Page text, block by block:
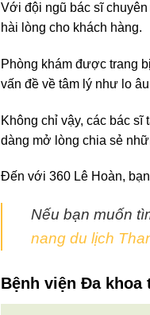
Với đội ngũ bác sĩ
hài lòng cho khách hàng.
Phòng khám được trang
vấn đề về tâm lý như lo
Không chỉ vậy, các bác
dàng mở lòng chia sẻ
Đến với 360 Lê Hoàn,
Nếu bạn muốn
nang du lịch
Bệnh viện Đa khoa